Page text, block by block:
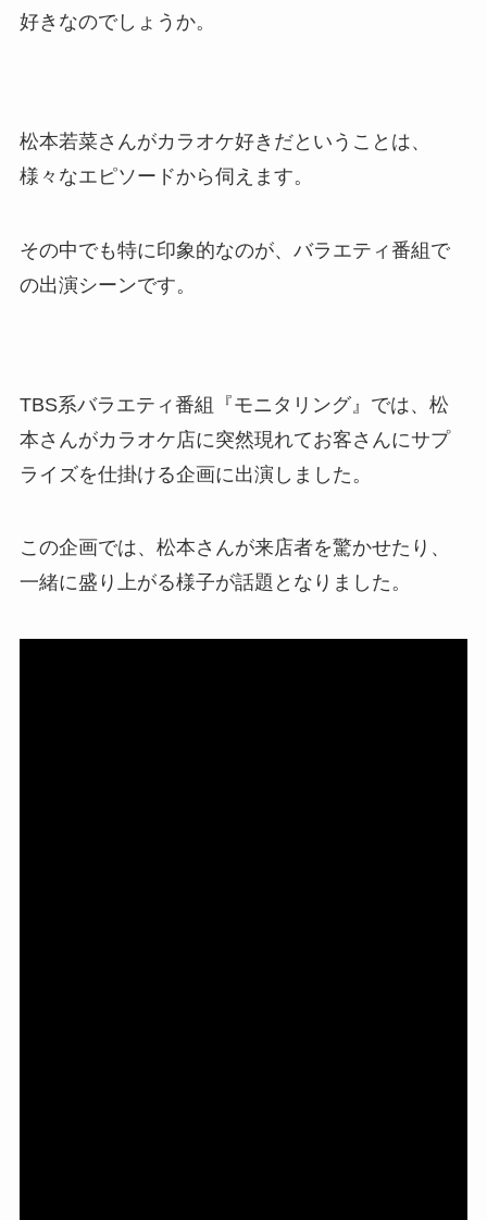
好きなのでしょうか。
松本若菜さんがカラオケ好きだということは、
様々なエピソードから伺えます。
その中でも特に印象的なのが、バラエティ番組で
の出演シーンです。
TBS系バラエティ番組『モニタリング』では、松
本さんがカラオケ店に突然現れてお客さんにサプ
ライズを仕掛ける企画に出演しました。
この企画では、松本さんが来店者を驚かせたり、
一緒に盛り上がる様子が話題となりました。